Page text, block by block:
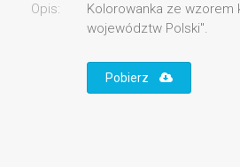
Opis:
Kolorowanka ze wzorem
województw Polski".
Pobierz